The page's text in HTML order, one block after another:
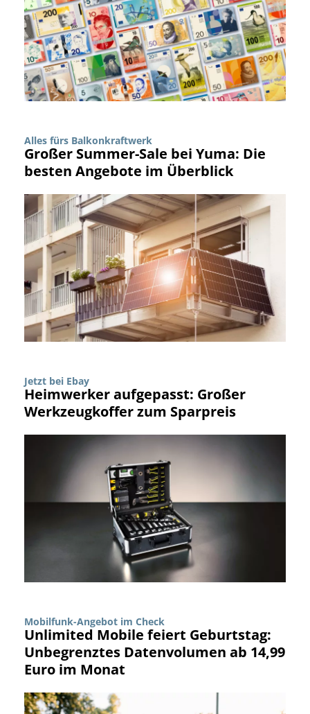
Alles fürs Balkonkraftwerk
Großer Summer-Sale bei Yuma: Die
besten Angebote im Überblick
Jetzt bei Ebay
Heimwerker aufgepasst: Großer
Werkzeugkoffer zum Sparpreis
Mobilfunk-Angebot im Check
Unlimited Mobile feiert Geburtstag:
Unbegrenztes Datenvolumen ab 14,99
Euro im Monat